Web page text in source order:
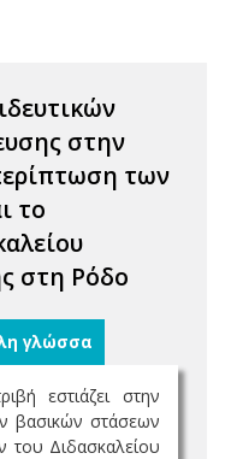
στην
των
το
στη Ρόδο
γλώσσα
εστιάζει στην
βασικών στάσεων
του Διδασκαλείου